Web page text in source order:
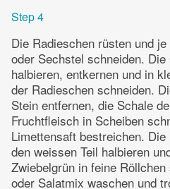
Step 4
Die Radieschen rüsten und
oder Sechstel schneiden.
halbieren, entkernen und in
der Radieschen schneiden.
Stein entfernen, die Schale
Fruchtfleisch in Scheiben
Limettensaft bestreichen.
den weissen Teil halbieren
Zwiebelgrün in feine
oder Salatmix waschen und